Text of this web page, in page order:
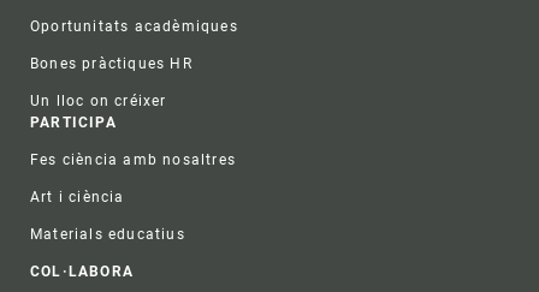
Oportunitats acadèmiques
Bones pràctiques HR
Un lloc on créixer
PARTICIPA
Fes ciència amb nosaltres
Art i ciència
Materials educatius
COL·LABORA